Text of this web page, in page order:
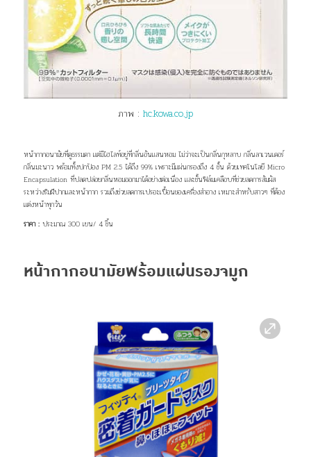
ภาพ : hc.kowa.co.jp
หน้ากากอนามัยที่ดูธรรมดา แต่มีไฮไลท์อยู่ที่กลิ่นอันแสนหอม ไม่ว่าจะเป็นกลิ่นกุหลาบ กลิ่นลาเวนเดอร์
กลิ่นมะนาว พร้อมทั้งปกป้อง PM 2.5 ได้ถึง 99% เพราะมีแผ่นกรองถึง 4 ชั้น ด้วยเทคโนโลยี Micro
Encapsulation ที่ปลดปล่อยกลิ่นหอมออกมาได้อย่างต่อเนื่อง และชั้นฟิล์มเคลือบที่ช่วยลดการสัมผัส
ระหว่างริมฝีปากและหน้ากาก รวมถึงช่วยลดการเปรอะเปื้อนของเครื่องสำอาง เหมาะสำหรับสาวๆ ที่ต้อง
แต่งหน้าทุกวัน
ราคา :ประมาณ 300 เยน/ 4 ชิ้น
หน้ากากอนามัยพร้อมแผ่นรองจมูก